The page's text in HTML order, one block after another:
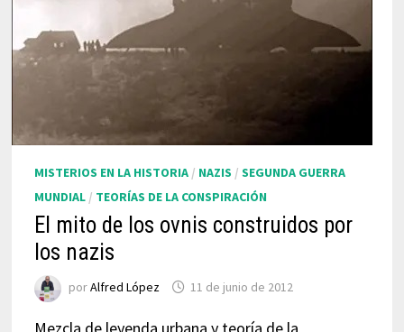
MISTERIOS EN LA HISTORIA/ NAZIS / SEGUNDA GUERRA
MUNDIAL/ TEORÍAS DE LA CONSPIRACIÓN
El mito de los ovnis construidos por
los nazis
porAlfred López 11 de junio de 2012
Mezcla de leyenda urbana y teoría de la